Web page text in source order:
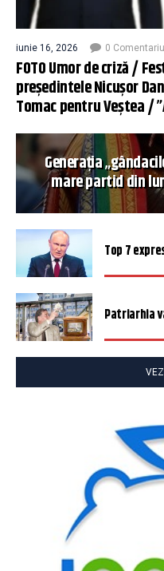
iunie 16, 2026 0 Comentariu
FOTO Umor de criză /
președintele Nicușor
Tomac pentru Veștea /
Generația
mare partid din
Top 7
Patriarhia